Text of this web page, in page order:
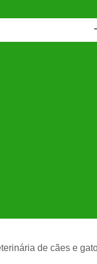
em Cães
de cães e